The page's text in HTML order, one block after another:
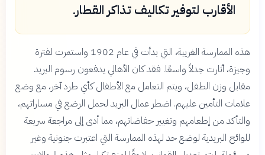
الأقارب لتوفير تكاليف تذاكر القطار.
هذه الممارسة الغريبة، التي بدأت في عام 1902 واستمرت لفترة
وجيزة، أثارت جدلاً واسعًا. فقد كان الأهالي يدفعون رسوم البريد
مقابل وزن الطفل، ويتم التعامل مع الأطفال كأي طرد آخر، مع وضع
علامات التأمين عليهم. اضطر عمال البريد لحمل الرضع في مساراتهم،
والتأكد من إطعامهم وتغيير حفاضاتهم، مما أدى إلى مراجعة سريعة
للوائح البريدية لوضع حد لهذه الممارسة التي اعتبرت جنونية وغير